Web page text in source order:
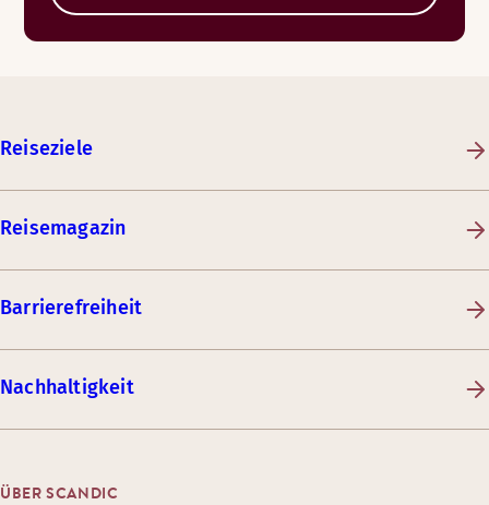
Reiseziele
Reisemagazin
Barrierefreiheit
Nachhaltigkeit
ÜBER SCANDIC